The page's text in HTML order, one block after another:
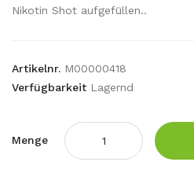
Nikotin Shot aufgefüllen..
Artikelnr. M00000418
Verfügbarkeit Lagernd
Menge